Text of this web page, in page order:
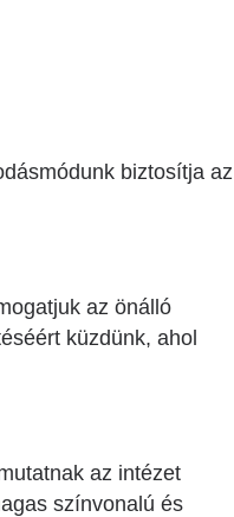
biztosítja az
az önálló
küzdünk, ahol
az intézet
színvonalú és